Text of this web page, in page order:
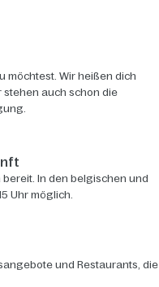
möchtest. Wir heißen dich
stehen auch schon die
bereit. In den belgischen und
Uhr möglich.
und Restaurants, die